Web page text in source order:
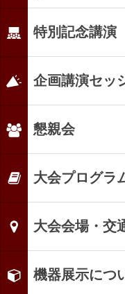
特別記念講演
企画講演セッ
懇親会
大会プログラ
大会会場・交
機器展示につ